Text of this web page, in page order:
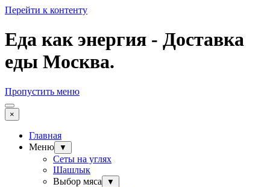
Перейти к контенту
Еда как энергия - Доставка
еды Москва.
Пропустить меню
×
Главная
Меню
▼
Сеты на углях
Шашлык
Выбор мяса
▼